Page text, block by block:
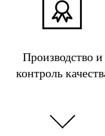
Производство и
контроль